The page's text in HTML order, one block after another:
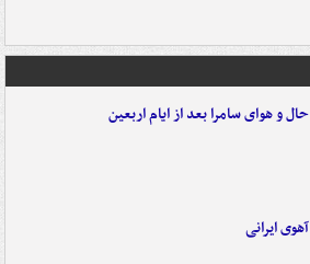
حال و هوای سامرا بعد از ایام اربعین
آهوی ایرانی